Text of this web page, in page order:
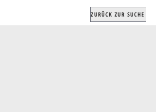
ZURÜCK ZUR SUCHE